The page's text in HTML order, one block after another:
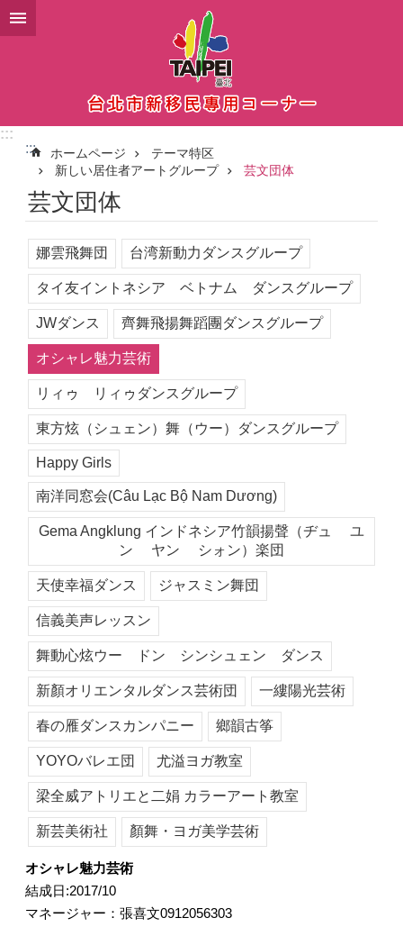
メインコンテンツブロックにスキップ
:::
:::
ホームページ
テーマ特区
新しい居住者アートグループ
芸文団体
芸文団体
娜雲飛舞団 台湾新動力ダンスグループ
タイ友イントネシア ベトナム ダンスグループ
JWダンス 齊舞飛揚舞蹈團ダンスグループ
オシャレ魅力芸術
リィゥ リィゥダンスグループ
東方炫（シュェン）舞（ウー）ダンスグループ
Happy Girls
南洋同窓会(Câu Lạc Bộ Nam Dương)
Gema Angklung インドネシア竹韻揚聲（ヂュ ユ
ン ヤン シォン）楽団
天使幸福ダンス ジャスミン舞団
信義美声レッスン
舞動心炫ウー ドン シンシュェン ダンス
新顏オリエンタルダンス芸術団 一縷陽光芸術
春の雁ダンスカンパニー 鄉韻古筝
YOYOバレエ団 尤溢ヨガ教室
梁全威アトリエと二娟 カラーアート教室
新芸美術社 顏舞・ヨガ美学芸術
オシャレ魅力芸術
結成日:2017/10
マネージャー：張喜文0912056303